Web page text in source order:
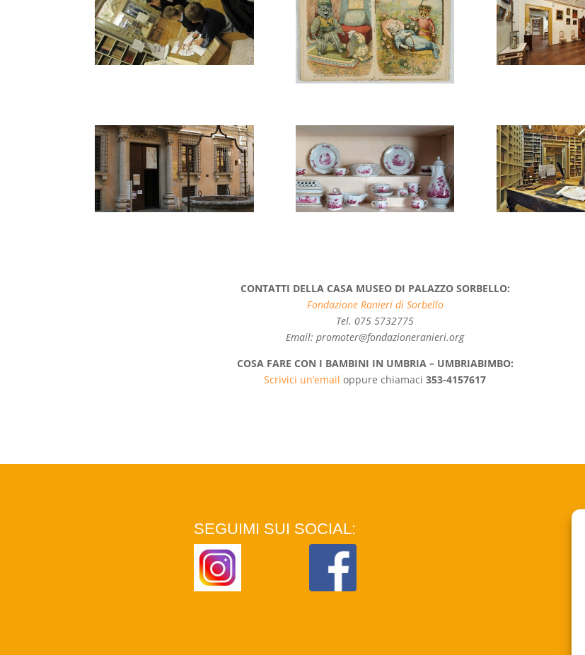
CONTATTI DELLA CASA MUSEO DI PALAZZO SORBELLO:
Fondazione Ranieri di Sorbello
Tel. 075 5732775
Email: promoter@fondazioneranieri.org
COSA FARE CON I BAMBINI IN UMBRIA – UMBRIABIMBO:
Scrivici un’email oppure chiamaci353-4157617
SEGUIMI SUI SOCIAL: